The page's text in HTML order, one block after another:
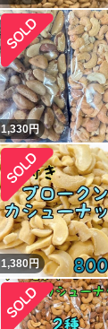
1,330円
1,380円